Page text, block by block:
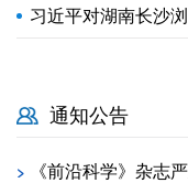
习近平对湖南长沙
通知公告
> 《前沿科学》杂志